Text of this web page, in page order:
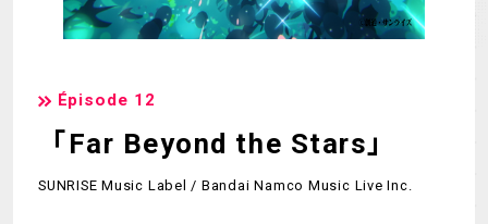
Épisode 12
「Far Beyond the Stars」
SUNRISE Music Label / Bandai Namco Music Live Inc.